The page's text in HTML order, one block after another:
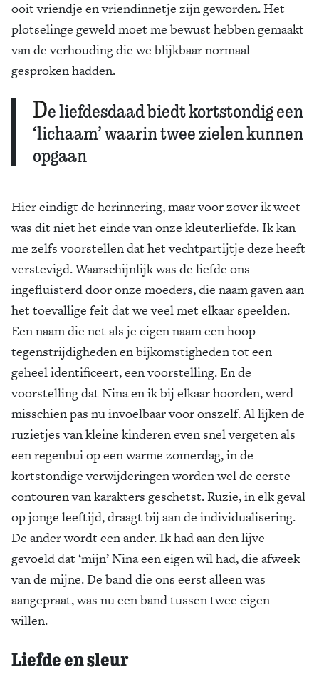
ooit vriendje en vriendinnetje zijn geworden. Het
plotselinge geweld moet me bewust hebben gemaakt
van de verhouding die we blijkbaar normaal
gesproken hadden.
De liefdesdaad biedt kortstondig een
‘lichaam’ waarin twee zielen kunnen
opgaan
Hier eindigt de herinnering, maar voor zover ik weet
was dit niet het einde van onze kleuterliefde. Ik kan
me zelfs voorstellen dat het vechtpartijtje deze heeft
verstevigd. Waarschijnlijk was de liefde ons
ingefluisterd door onze moeders, die naam gaven aan
het toevallige feit dat we veel met elkaar speelden.
Een naam die net als je eigen naam een hoop
tegenstrijdigheden en bijkomstigheden tot een
geheel identificeert, een voorstelling. En de
voorstelling dat Nina en ik bij elkaar hoorden, werd
misschien pas nu invoelbaar voor onszelf. Al lijken de
ruzietjes van kleine kinderen even snel vergeten als
een regenbui op een warme zomerdag, in de
kortstondige verwijderingen worden wel de eerste
contouren van karakters geschetst. Ruzie, in elk geval
op jonge leeftijd, draagt bij aan de individualisering.
De ander wordt een ander. Ik had aan den lijve
gevoeld dat ‘mijn’ Nina een eigen wil had, die afweek
van de mijne. De band die ons eerst alleen was
aangepraat, was nu een band tussen twee eigen
willen.
Liefde en sleur